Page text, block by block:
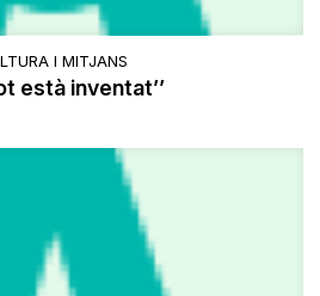
I MITJANS
està inventat’’